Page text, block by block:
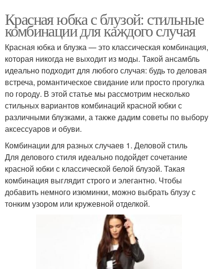
Красная юбка с блузой: стильные
комбинации для каждого случая
Красная юбка и блузка — это классическая комбинация,
которая никогда не выходит из моды. Такой ансамбль
идеально подходит для любого случая: будь то деловая
встреча, романтическое свидание или просто прогулка
по городу. В этой статье мы рассмотрим несколько
стильных вариантов комбинаций красной юбки с
различными блузками, а также дадим советы по выбору
аксессуаров и обуви.
Комбинации для разных случаев 1. Деловой стиль
Для делового стиля идеально подойдет сочетание
красной юбки с классической белой блузой. Такая
комбинация выглядит строго и элегантно. Чтобы
добавить немного изюминки, можно выбрать блузу с
тонким узором или кружевной отделкой.